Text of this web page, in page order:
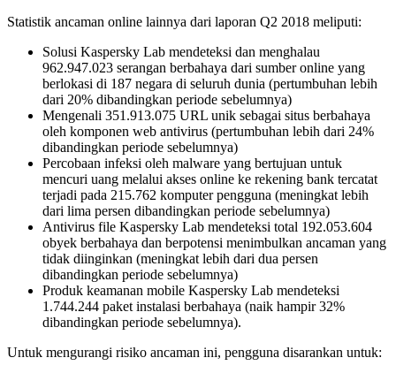
Statistik ancaman online lainnya dari laporan Q2 2018 meliputi:
Solusi Kaspersky Lab mendeteksi dan menghalau
962.947.023 serangan berbahaya dari sumber online yang
berlokasi di 187 negara di seluruh dunia (pertumbuhan lebih
dari 20% dibandingkan periode sebelumnya)
Mengenali 351.913.075 URL unik sebagai situs berbahaya
oleh komponen web antivirus (pertumbuhan lebih dari 24%
dibandingkan periode sebelumnya)
Percobaan infeksi oleh malware yang bertujuan untuk
mencuri uang melalui akses online ke rekening bank tercatat
terjadi pada 215.762 komputer pengguna (meningkat lebih
dari lima persen dibandingkan periode sebelumnya)
Antivirus file Kaspersky Lab mendeteksi total 192.053.604
obyek berbahaya dan berpotensi menimbulkan ancaman yang
tidak diinginkan (meningkat lebih dari dua persen
dibandingkan periode sebelumnya)
Produk keamanan mobile Kaspersky Lab mendeteksi
1.744.244 paket instalasi berbahaya (naik hampir 32%
dibandingkan periode sebelumnya).
Untuk mengurangi risiko ancaman ini, pengguna disarankan untuk: